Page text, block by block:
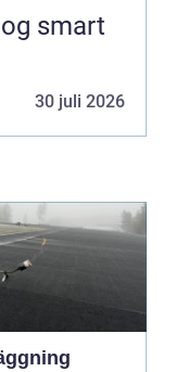
30 juli 2026